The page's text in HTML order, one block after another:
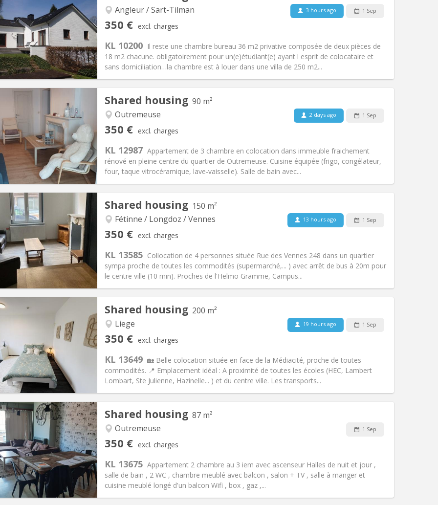
Info
€ Bathroom:
Kitchen: Shared kitchen
Atmosphere:Community, warm
Access for disabled:No
Angleur / Sart-Tilman
350 € excl. charges
3 hours ago 1 Sep
KL 10200 Il reste une chambre bureau 36 m2 privative composée de deux pièces de
18 m2 chacune. obligatoirement pour un(e)étudiant(e) ayant l esprit de colocataire et
sans domiciliation…la chambre est à louer dans une villa de 250 m2...
Info
€
100 €
12 months
Arrangement
Bathroom:Shared bathroom
Surface:250 m
Private rooms:2
Other
Access for disabled: No
Shared housing 90 m²
Outremeuse
350 € excl. charges
2 days ago 1 Sep
KL 12987 Appartement de 3 chambre en colocation dans immeuble fraichement
rénové en pleine centre du quartier de Outremeuse. Cuisine équipée (frigo, congélateur,
four, taque vitrocéramique, lave-vaisselle). Salle de bain avec...
Info
€
90 €
12 months
No
Shared bathroom
Kitchen:Shared kitchen
Surface:90 m2
Atmosphere:Calm
Access for disabled:No
Shared housing 150 m²
Fétinne / Longdoz / Vennes
350 € excl. charges
13 hours ago 1 Sep
KL 13585 Collocation de 4 personnes située Rue des Vennes 248 dans un quartier
sympa proche de toutes les commodités (supermarché,... ) avec arrêt de bus à 20m pour
le centre ville (10 min). Proches de l'Helmo Gramme, Campus...
Info
€
12 months
Allowed
Arrangement
Bathroom:Private bathroom
Kitchen:
Surface:
Private rooms:2
Other
community
Access for disabled:No
Shared housing 200 m²
Liege
350 € excl. charges
19 hours ago 1 Sep
KL 13649 🏡 Belle colocation située en face de la Médiacité, proche de toutes
commodités. 📍 Emplacement idéal : A proximité de toutes les écoles (HEC, Lambert
Lombart, Ste Julienne, Hazinelle... ) et du centre ville. Les transports...
Info
€
150 €
12 months
No
Kitchen:Shared kitchen
Surface:200 m2
Shared housing 87 m²
Outremeuse
350 € excl. charges
1 Sep
KL 13675 Appartement 2 chambre au 3 iem avec ascenseur Halles de nuit et jour ,
salle de bain , 2 WC , chambre meublé avec balcon , salon + TV , salle à manger et
cuisine meublé longé d'un balcon Wifi , box , gaz ,...